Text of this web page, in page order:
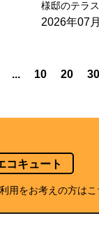
様邸のテラ
2026年07
... 10 20 30
コキュート
用をお考えの方はこ